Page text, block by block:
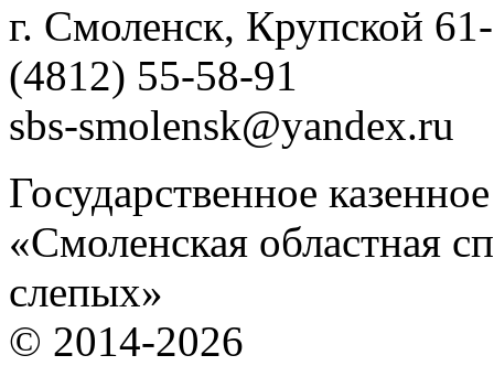
г. Смоленск, Крупской
(4812) 55-58-91
sbs-smolensk@yandex.ru
Государственное
«Смоленская областная
слепых»
© 2014-2026